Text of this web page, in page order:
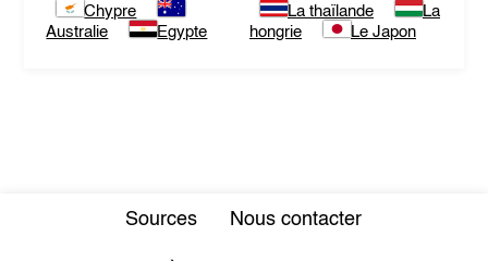
Chypre
Australie
Egypte
La thaïlande
La
hongrie
Le Japon
Sources Nous contacter